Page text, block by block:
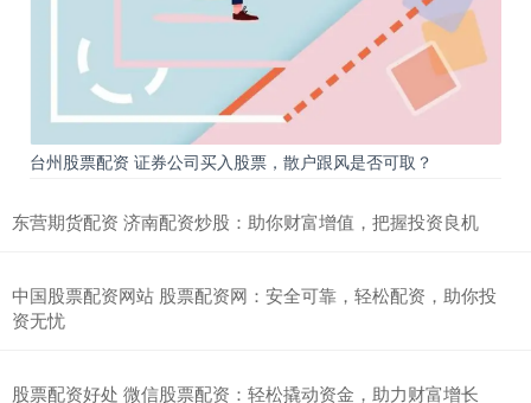
台州股票配资 证券公司买入股票，散户跟风是否可取？
东营期货配资 济南配资炒股：助你财富增值，把握投资良机
中国股票配资网站 股票配资网：安全可靠，轻松配资，助你投
资无忧
股票配资好处 微信股票配资：轻松撬动资金，助力财富增长